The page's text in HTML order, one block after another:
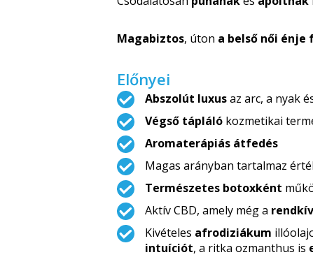
Magabiztos, úton a belső női énje
Előnyei
Abszolút luxusaz arc, a nyak
Végső tápláló kozmetikai
Aromaterápiás átfedés
Magas arányban tartalmaz
Természetes botoxként
Aktív CBD, amely még a
Kivételes afrodiziákum
intuíciót, a ritka ozmanthus is